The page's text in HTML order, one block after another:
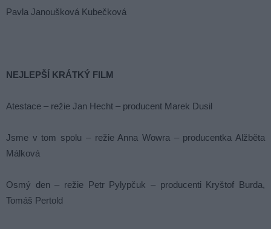
Pavla Janoušková Kubečková
NEJLEPŠÍ KRÁTKÝ FILM
Atestace – režie Jan Hecht – producent Marek Dusil
Jsme v tom spolu – režie Anna Wowra – producentka Alžběta
Málková
Osmý den – režie Petr Pylypčuk – producenti Kryštof Burda,
Tomáš Pertold